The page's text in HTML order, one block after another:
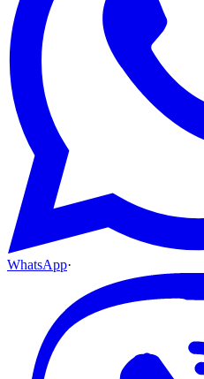
WhatsApp·